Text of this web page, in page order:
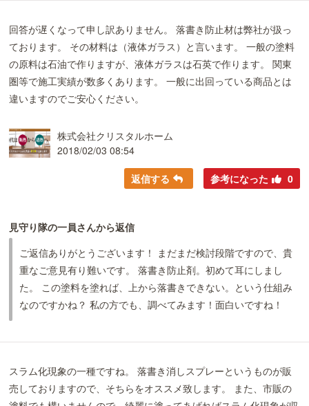
回答が遅くなって申し訳ありません。 落書き防止材は弊社が扱っ
ております。 その材料は（液体ガラス）と言います。 一般の塗料
の原料は石油で作りますが、液体ガラスは石英で作ります。 関東
圏等で施工実績が数多くあります。 一般に出回っている商品とは
違いますのでご安心ください。
株式会社クリスタルホーム
2018/02/03 08:54
返信する 参考になった 0
見守り隊の一員さんから返信
ご返信ありがとうございます！ まだまだ検討段階ですので、貴
重なご意見有り難いです。 落書き防止剤。初めて耳にしまし
た。 この塗料を塗れば、上から落書きできない。という仕組み
なのですかね？ 私の方でも、調べてみます！面白いですね！
スラム化現象の一種ですね。 落書き消しスプレーというものが販
売しておりますので、そちらをオススメ致します。 また、市販の